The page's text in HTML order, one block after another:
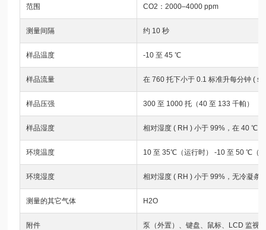
范围 CO2：2000–4000 ppm
测量间隔 约 10 秒
样品温度 -10 至 45 ℃
样品流量 在 760 托下小于 0.1 标准升每分钟 (
样品压强 300 至 1000 托（40 至 133 千帕）
样品湿度 相对湿度 ( RH ) 小于 99%，在 40 ℃
环境温度 10 至 35℃（运行时） -10 至 50 ℃（
环境湿度 相对湿度 ( RH ) 小于 99%，无冷凝条
测量的其它气体 H2O
附件 泵（外置）、键盘、鼠标、LCD 监视